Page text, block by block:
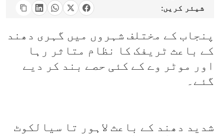
شیئر کریں:
پنجاب کے مختلف شہروں میں گہری دھند
کے باعث ٹریفک کا نظام متاثر رہا
اور موٹر وے کے کئی حصے بند کر دیے
گئے۔
شدید دھند کے باعث لاہور تا سیالکوٹ